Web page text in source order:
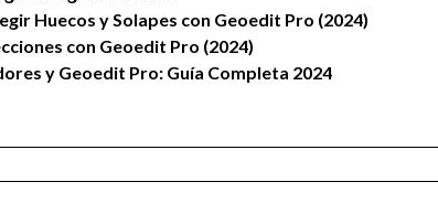
Huecos y Solapes con Geoedit Pro (2024)
con Geoedit Pro (2024)
y Geoedit Pro: Guía Completa 2024